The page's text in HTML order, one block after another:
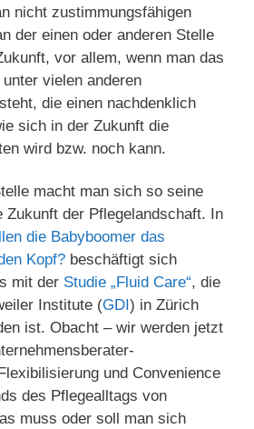
nicht zustimmungsfähigen
der einen oder anderen Stelle
vor allem, wenn man das
vielen anderen
die einen nachdenklich
sich in der Zukunft die
wird bzw. noch kann.
macht man sich so seine
Zukunft der Pflegelandschaft. In
die Babyboomer das
Kopf? beschäftigt sich
mit der Studie „Fluid Care“, die
Institute (GDI ) in Zürich
ist. Obacht – wir werden jetzt
und Convenience
des Pflegealltags von
muss oder soll man sich